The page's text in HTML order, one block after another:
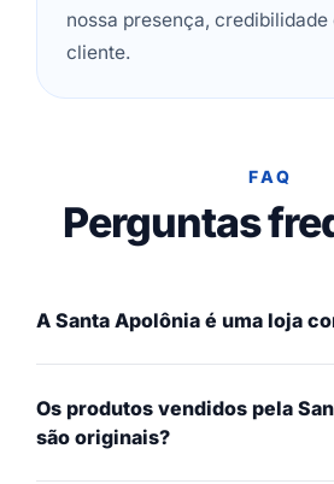
nossa presença, credibilidade
cliente.
FAQ
Perguntas
A Santa Apolônia é uma loja
Os produtos vendidos pela
são originais?